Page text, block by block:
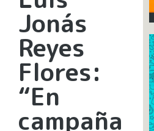
Jonás
Reyes
Flores:
“En
campaña